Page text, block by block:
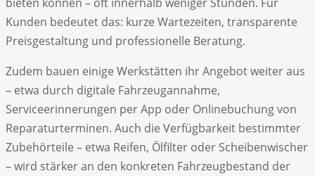
Kunden bedeutet das: kurze Wartezeiten, transparente
Preisgestaltung und professionelle Beratung.
Zudem bauen einige Werkstätten ihr Angebot weiter aus
– etwa durch digitale Fahrzeugannahme,
Serviceerinnerungen per App oder Onlinebuchung von
Reparaturterminen. Auch die Verfügbarkeit bestimmter
Zubehörteile – etwa Reifen, Ölfilter oder Scheibenwischer
– wird stärker an den konkreten Fahrzeugbestand der